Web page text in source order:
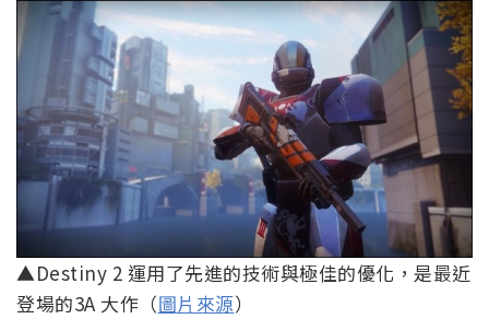
▲Destiny 2 運用了先進的技術與極佳的優化，是最近
登場的3A 大作（圖片來源）